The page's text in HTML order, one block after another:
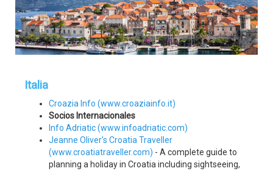
Italia
Croazia Info (www.croaziainfo.it)
Socios Internacionales
Info Adriatic (www.infoadriatic.com)
Jeanne Oliver's Croatia Traveller
(www.croatiatraveller.com) - A complete guide to
planning a holiday in Croatia including sightseeing,